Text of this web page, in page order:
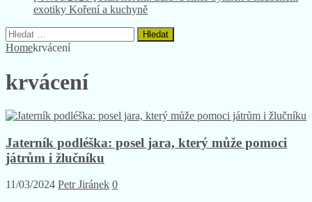
[ 26/01/2026 ]Chmel: nezbytný při výrobě piva. Znáte
Vyhledávání
krvácení
Jaterník podléška: posel jara, který může pomoci